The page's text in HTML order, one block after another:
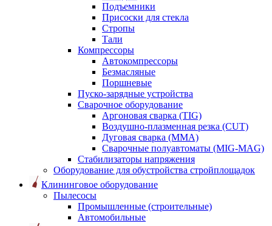
Подъемники
Присоски для стекла
Стропы
Тали
Компрессоры
Автокомпрессоры
Безмасляные
Поршневые
Пуско-зарядные устройства
Сварочное оборудование
Аргоновая сварка (TIG)
Воздушно-плазменная резка (CUT)
Дуговая сварка (ММА)
Сварочные полуавтоматы (MIG-MAG)
Стабилизаторы напряжения
Оборудование для обустройства стройплощадок
Клининговое оборудование
Пылесосы
Промышленные (строительные)
Автомобильные